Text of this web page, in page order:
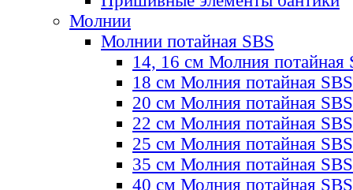
Молнии
Молнии потайная SBS
14, 16 см Молния потайная
18 см Молния потайная SBS
20 см Молния потайная SBS
22 см Молния потайная SBS
25 см Молния потайная SBS
35 см Молния потайная SBS
40 см Молния потайная SBS